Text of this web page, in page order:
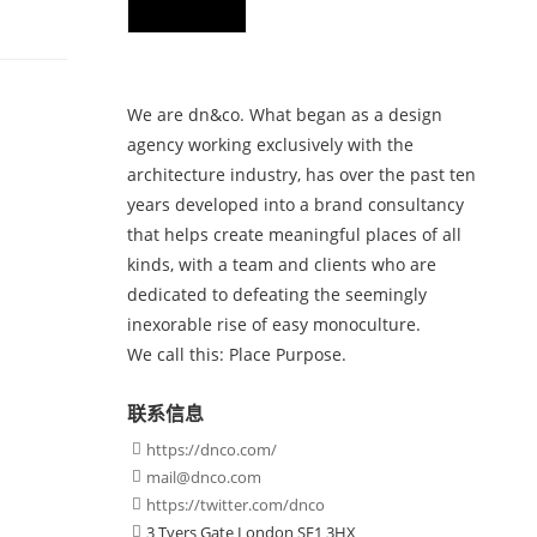
We are dn&co. What began as a design
agency working exclusively with the
architecture industry, has over the past ten
years developed into a brand consultancy
that helps create meaningful places of all
kinds, with a team and clients who are
dedicated to defeating the seemingly
inexorable rise of easy monoculture.
We call this: Place Purpose.
联系信息
 https://dnco.com/
 mail@dnco.com
 https://twitter.com/dnco
 3 Tyers Gate London SE1 3HX